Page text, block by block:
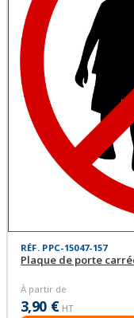
RÉF. PPC-15047-157
Plaque de porte
À partir de
3,90 € HT